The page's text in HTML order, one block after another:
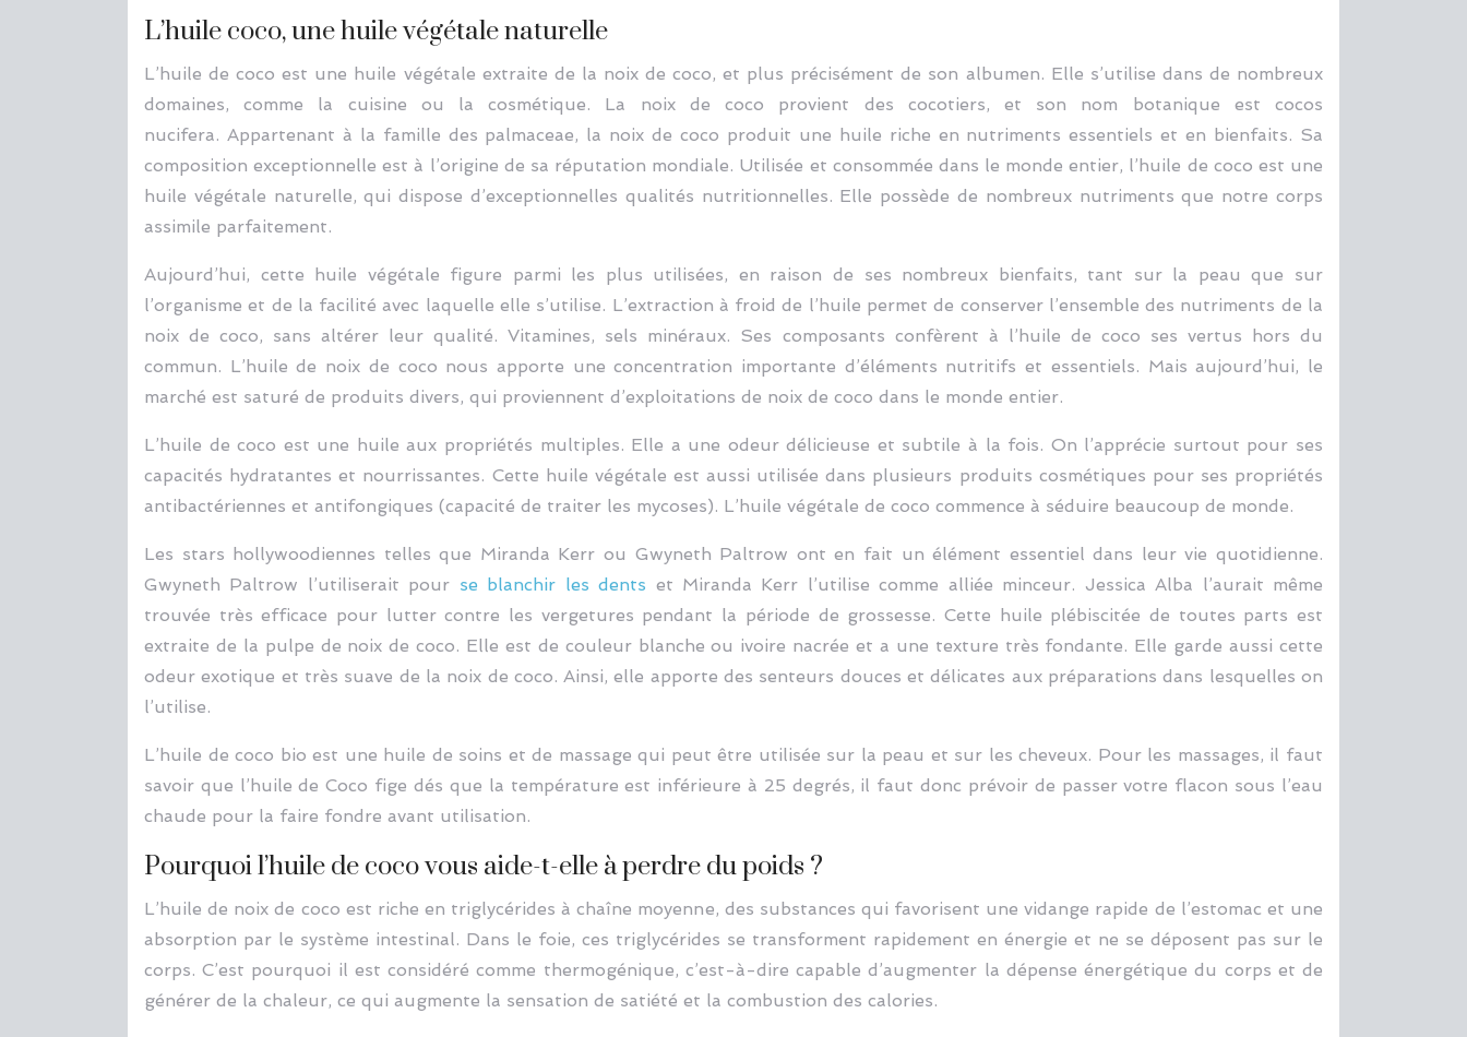
L’huile coco, une huile végétale naturelle
L’huile de coco est une huile végétale extraite de la noix de coco, et plus précisément de son albumen. Elle s’utilise dans de nombreux
domaines, comme la cuisine ou la cosmétique. La noix de coco provient des cocotiers, et son nom botanique est cocos
nucifera. Appartenant à la famille des palmaceae, la noix de coco produit une huile riche en nutriments essentiels et en bienfaits. Sa
composition exceptionnelle est à l’origine de sa réputation mondiale. Utilisée et consommée dans le monde entier, l’huile de coco est une
huile végétale naturelle, qui dispose d’exceptionnelles qualités nutritionnelles. Elle possède de nombreux nutriments que notre corps
assimile parfaitement.
Aujourd’hui, cette huile végétale figure parmi les plus utilisées, en raison de ses nombreux bienfaits, tant sur la peau que sur
l’organisme et de la facilité avec laquelle elle s’utilise. L’extraction à froid de l’huile permet de conserver l’ensemble des nutriments de la
noix de coco, sans altérer leur qualité. Vitamines, sels minéraux. Ses composants confèrent à l’huile de coco ses vertus hors du
commun. L’huile de noix de coco nous apporte une concentration importante d’éléments nutritifs et essentiels. Mais aujourd’hui, le
marché est saturé de produits divers, qui proviennent d’exploitations de noix de coco dans le monde entier.
L’huile de coco est une huile aux propriétés multiples. Elle a une odeur délicieuse et subtile à la fois. On l’apprécie surtout pour ses
capacités hydratantes et nourrissantes. Cette huile végétale est aussi utilisée dans plusieurs produits cosmétiques pour ses propriétés
antibactériennes et antifongiques (capacité de traiter les mycoses). L’huile végétale de coco commence à séduire beaucoup de monde.
Les stars hollywoodiennes telles que Miranda Kerr ou Gwyneth Paltrow ont en fait un élément essentiel dans leur vie quotidienne.
Gwyneth Paltrow l’utiliserait pour se blanchir les dents et Miranda Kerr l’utilise comme alliée minceur. Jessica Alba l’aurait même
trouvée très efficace pour lutter contre les vergetures pendant la période de grossesse. Cette huile plébiscitée de toutes parts est
extraite de la pulpe de noix de coco. Elle est de couleur blanche ou ivoire nacrée et a une texture très fondante. Elle garde aussi cette
odeur exotique et très suave de la noix de coco. Ainsi, elle apporte des senteurs douces et délicates aux préparations dans lesquelles on
l’utilise.
L’huile de coco bio est une huile de soins et de massage qui peut être utilisée sur la peau et sur les cheveux. Pour les massages, il faut
savoir que l’huile de Coco fige dés que la température est inférieure à 25 degrés, il faut donc prévoir de passer votre flacon sous l’eau
chaude pour la faire fondre avant utilisation.
Pourquoi l’huile de coco vous aide-t-elle à perdre du poids ?
L’huile de noix de coco est riche en triglycérides à chaîne moyenne, des substances qui favorisent une vidange rapide de l’estomac et une
absorption par le système intestinal. Dans le foie, ces triglycérides se transforment rapidement en énergie et ne se déposent pas sur le
corps. C’est pourquoi il est considéré comme thermogénique, c’est-à-dire capable d’augmenter la dépense énergétique du corps et de
générer de la chaleur, ce qui augmente la sensation de satiété et la combustion des calories.